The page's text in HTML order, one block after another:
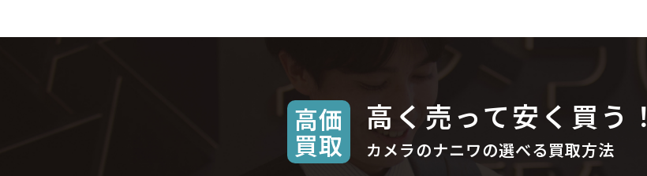
高価
買取
高く売って安く買う！
カメラのナニワの選べる買取方法